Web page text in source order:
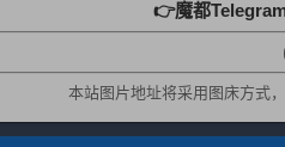
👉魔都Telegram
本站图片地址将采用图床方式